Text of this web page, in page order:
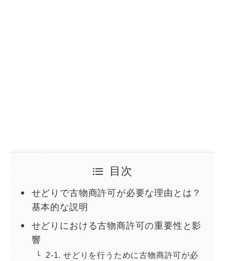
目次
せどりで古物商許可が必要な理由とは？
基本的な説明
せどりにおける古物商許可の重要性と影
響
2-1. せどりを行うために古物商許可が必